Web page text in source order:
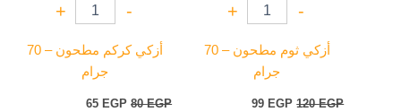
-
+
أزكي ثوم مطحون – 70
جرام
120EGP
99 EGP
-
+
أزكي كركم مطحون – 70
جرام
80EGP
65 EGP